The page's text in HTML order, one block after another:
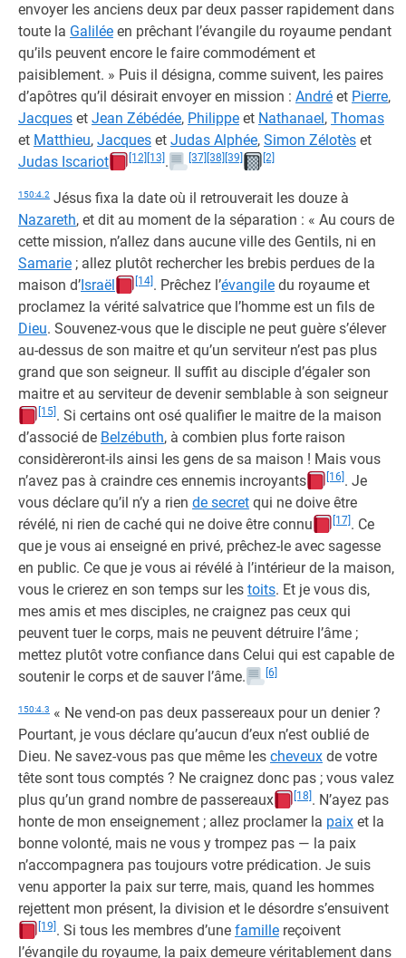
envoyer les anciens deux par deux passer rapidement dans
toute la Galilée en prêchant l’évangile du royaume pendant
qu’ils peuvent encore le faire commodément et
paisiblement. » Puis il désigna, comme suivent, les paires
d’apôtres qu’il désirait envoyer en mission : André et Pierre,
Jacques et Jean Zébédée, Philippe et Nathanael, Thomas
et Matthieu, Jacques et Judas Alphée, Simon Zélotès et
Judas Iscariot
[12] [13] . [37] [38] [39] [2]
150:4.2 Jésus fixa la date où il retrouverait les douze à
Nazareth, et dit au moment de la séparation : « Au cours de
cette mission, n’allez dans aucune ville des Gentils, ni en
Samarie ; allez plutôt rechercher les brebis perdues de la
maison d’Israël [14] . Prêchez l’évangile du royaume et
proclamez la vérité salvatrice que l’homme est un fils de
Dieu. Souvenez-vous que le disciple ne peut guère s’élever
au-dessus de son maitre et qu’un serviteur n’est pas plus
grand que son seigneur. Il suffit au disciple d’égaler son
maitre et au serviteur de devenir semblable à son seigneur
[15] . Si certains ont osé qualifier le maitre de la maison
d’associé de Belzébuth, à combien plus forte raison
considèreront-ils ainsi les gens de sa maison ! Mais vous
n’avez pas à craindre ces ennemis incroyants
[16] . Je
vous déclare qu’il n’y a rien de secret qui ne doive être
révélé, ni rien de caché qui ne doive être connu
[17] . Ce
que je vous ai enseigné en privé, prêchez-le avec sagesse
en public. Ce que je vous ai révélé à l’intérieur de la maison,
vous le crierez en son temps sur les toits. Et je vous dis,
mes amis et mes disciples, ne craignez pas ceux qui
peuvent tuer le corps, mais ne peuvent détruire l’âme ;
mettez plutôt votre confiance dans Celui qui est capable de
soutenir le corps et de sauver l’âme.
[6]
150:4.3 « Ne vend-on pas deux passereaux pour un denier ?
Pourtant, je vous déclare qu’aucun d’eux n’est oublié de
Dieu. Ne savez-vous pas que même les cheveux de votre
tête sont tous comptés ? Ne craignez donc pas ; vous valez
plus qu’un grand nombre de passereaux
[18] . N’ayez pas
honte de mon enseignement ; allez proclamer la paix et la
bonne volonté, mais ne vous y trompez pas — la paix
n’accompagnera pas toujours votre prédication. Je suis
venu apporter la paix sur terre, mais, quand les hommes
rejettent mon présent, la division et le désordre s’ensuivent
[19] . Si tous les membres d’une famille reçoivent
l’évangile du royaume, la paix demeure véritablement dans